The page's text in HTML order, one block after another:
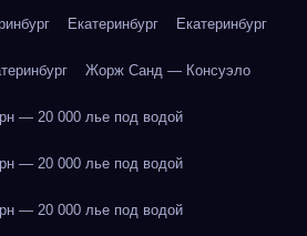
Екатеринбург Екатеринбург
Жорж Санд — Консуэло
— 20 000 лье под водой
— 20 000 лье под водой
— 20 000 лье под водой